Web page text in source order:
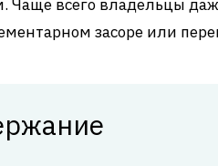
всего владельцы
засоре или